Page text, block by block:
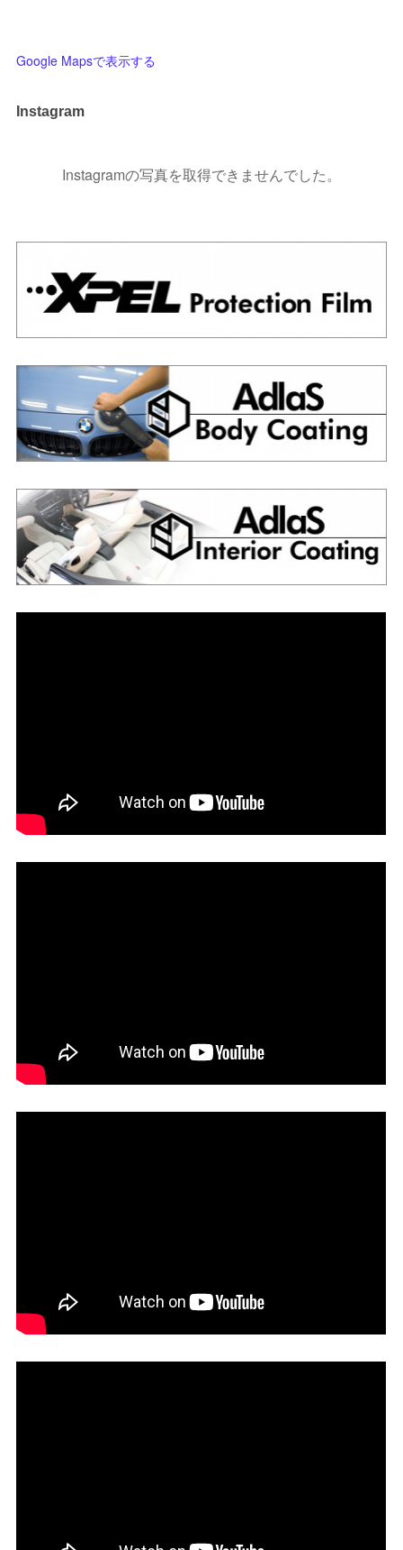
Google Mapsで表示する
Instagram
Instagramの写真を取得できませんでした。